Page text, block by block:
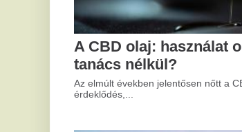
Az elmúlt években jelentősen nőtt a CBD olaj iránti
érdeklődés,...
közélet